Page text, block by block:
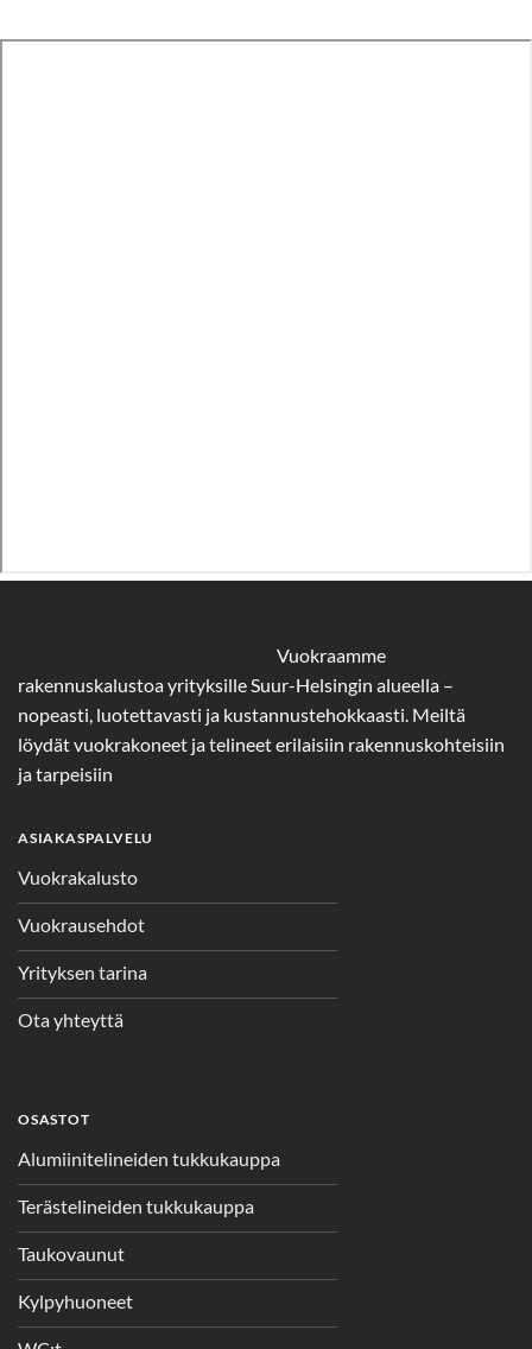
Vuokraamme
rakennuskalustoa yrityksille Suur-Helsingin alueella –
nopeasti, luotettavasti ja kustannustehokkaasti. Meiltä
löydät vuokrakoneet ja telineet erilaisiin rakennuskohteisiin
ja tarpeisiin
ASIAKASPALVELU
Vuokrakalusto
Vuokrausehdot
Yrityksen tarina
Ota yhteyttä
OSASTOT
Alumiinitelineiden tukkukauppa
Terästelineiden tukkukauppa
Taukovaunut
Kylpyhuoneet